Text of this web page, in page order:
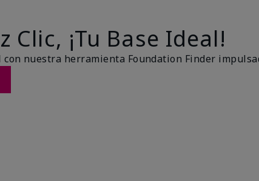
Clic, ¡Tu Base Ideal!
nuestra herramienta Foundation Finder